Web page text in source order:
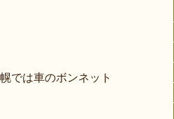
では車のボンネット